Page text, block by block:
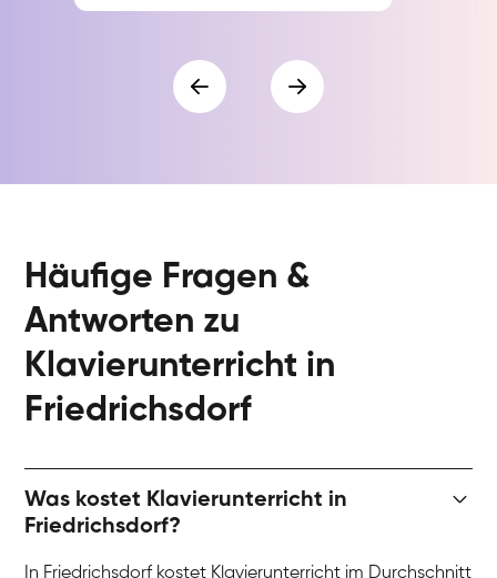
Häufige Fragen &
Antworten zu
Klavierunterricht in
Friedrichsdorf
Was kostet Klavierunterricht in
Friedrichsdorf?
In Friedrichsdorf kostet Klavierunterricht im Durchschnitt